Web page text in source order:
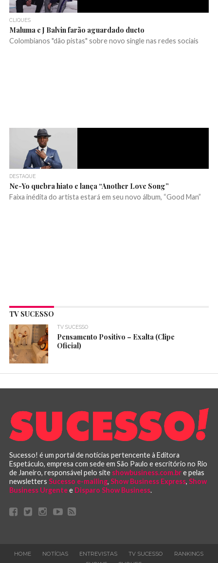
CLIQUES
Maluma e J Balvin farão aguardado dueto
Colombianos "dão pistas" sobre novo single nas redes sociais
DESTAQUE
Ne-Yo quebra hiato e lança “Another Love Song”
Faixa inédita do artista estará em seu novo álbum, “Good Man”
TV SUCESSO
TV SUCESSO
Pensamento Positivo – Exalta (Clipe
Oficial)
Sucesso! é um portal de notícias pertencente à Editora
Espetáculo, empresa com sede em São Paulo e escritório no Rio
de Janeiro, responsável pelo site showbusiness.com.bre pelas
newsletters Sucesso e-mailing, Show Business Express, Show
Business Urgentee Disparo Show Business.
HOME NOTÍCIAS ENTREVISTAS TV SUCESSO
RANKINGS